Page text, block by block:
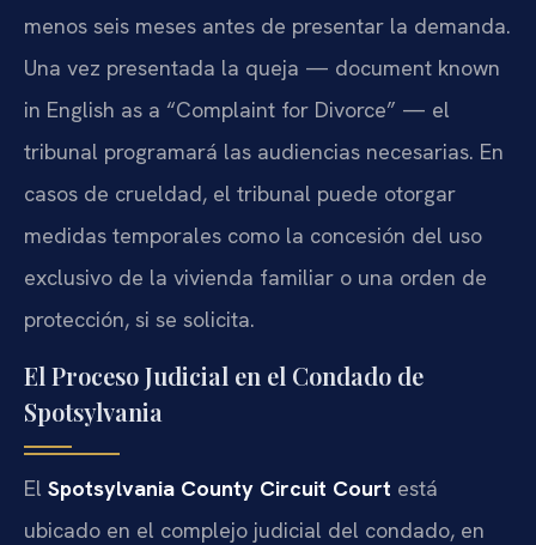
menos seis meses antes de presentar la demanda.
Una vez presentada la queja — document known
in English as a “Complaint for Divorce” — el
tribunal programará las audiencias necesarias. En
casos de crueldad, el tribunal puede otorgar
medidas temporales como la concesión del uso
exclusivo de la vivienda familiar o una orden de
protección, si se solicita.
El Proceso Judicial en el Condado de
Spotsylvania
El Spotsylvania County Circuit Court está
ubicado en el complejo judicial del condado, en